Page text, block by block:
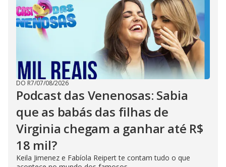
DO R7/07/08/2026
Podcast das Venenosas: Sabia
que as babás das filhas de
Virginia chegam a ganhar até R$
18 mil?
Keila Jimenez e Fabíola Reipert te contam tudo o que